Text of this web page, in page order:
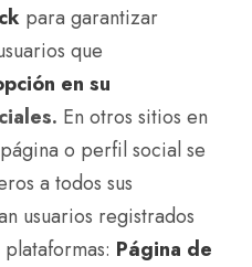
para garantizar
que
en su
En otros sitios en
o perfil social se
a todos sus
usuarios registrados
Página de